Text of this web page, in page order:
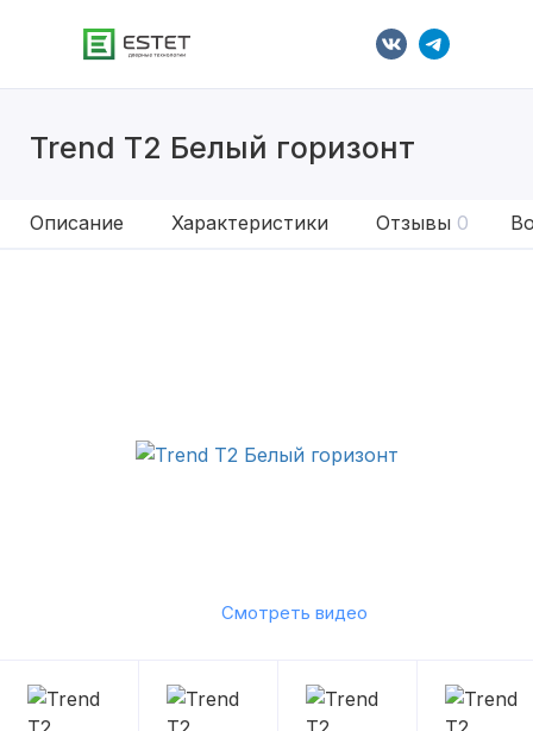
Trend T2 Белый горизонт
Описание Характеристики Отзывы 0
Смотреть видео